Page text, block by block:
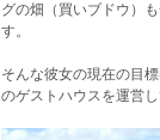
グの畑（買いブドウ）
す。
そんな彼女の現在の目
のゲストハウスを運営し